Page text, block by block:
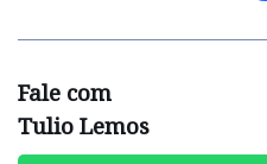
Fale com
Tulio Lemos